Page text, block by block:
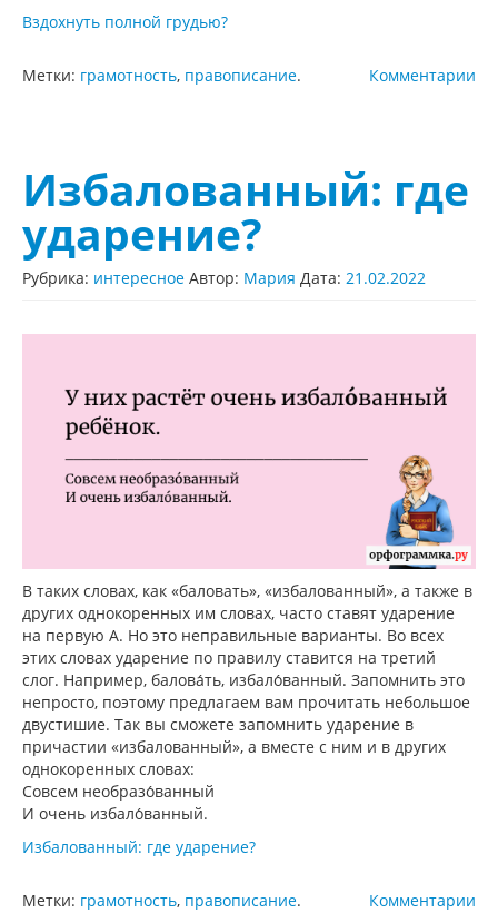
Вздохнуть полной грудью?
Комментарии
Метки: грамотность, правописание.
Избалованный: где
ударение?
Рубрика: интересное Автор: Мария Дата: 21.02.2022
В таких словах, как «баловать», «избалованный», а также в
других однокоренных им словах, часто ставят ударение
на первую А. Но это неправильные варианты. Во всех
этих словах ударение по правилу ставится на третий
слог. Например, балова́ть, избало́ванный. Запомнить это
непросто, поэтому предлагаем вам прочитать небольшое
двустишие. Так вы сможете запомнить ударение в
причастии «избалованный», а вместе с ним и в других
однокоренных словах:
Совсем необразо́ванный
И очень избало́ванный.
Избалованный: где ударение?
Комментарии
Метки: грамотность, правописание.